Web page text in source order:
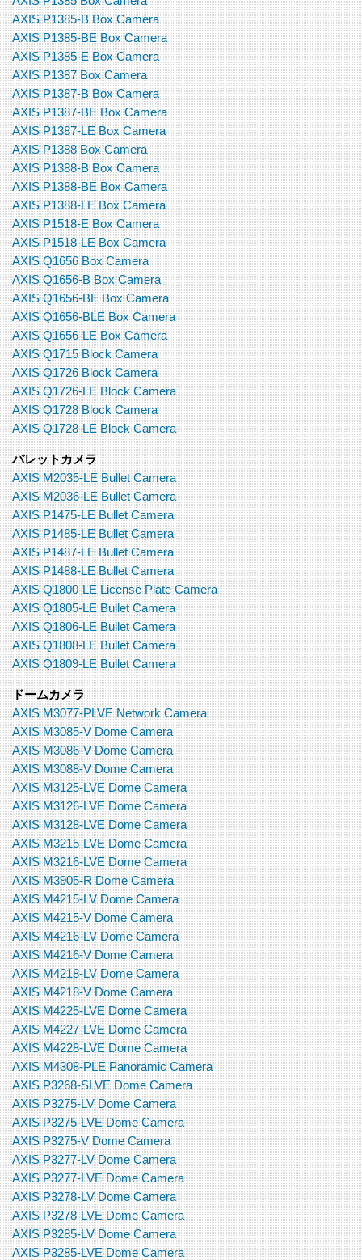
AXIS P1385-B Box Camera
AXIS P1385-BE Box Camera
AXIS P1385-E Box Camera
AXIS P1387 Box Camera
AXIS P1387-B Box Camera
AXIS P1387-BE Box Camera
AXIS P1387-LE Box Camera
AXIS P1388 Box Camera
AXIS P1388-B Box Camera
AXIS P1388-BE Box Camera
AXIS P1388-LE Box Camera
AXIS P1518-E Box Camera
AXIS P1518-LE Box Camera
AXIS Q1656 Box Camera
AXIS Q1656-B Box Camera
AXIS Q1656-BE Box Camera
AXIS Q1656-BLE Box Camera
AXIS Q1656-LE Box Camera
AXIS Q1715 Block Camera
AXIS Q1726 Block Camera
AXIS Q1726-LE Block Camera
AXIS Q1728 Block Camera
AXIS Q1728-LE Block Camera
バレットカメラ
AXIS M2035-LE Bullet Camera
AXIS M2036-LE Bullet Camera
AXIS P1475-LE Bullet Camera
AXIS P1485-LE Bullet Camera
AXIS P1487-LE Bullet Camera
AXIS P1488-LE Bullet Camera
AXIS Q1800-LE License Plate Camera
AXIS Q1805-LE Bullet Camera
AXIS Q1806-LE Bullet Camera
AXIS Q1808-LE Bullet Camera
AXIS Q1809-LE Bullet Camera
ドームカメラ
AXIS M3077-PLVE Network Camera
AXIS M3085-V Dome Camera
AXIS M3086-V Dome Camera
AXIS M3088-V Dome Camera
AXIS M3125-LVE Dome Camera
AXIS M3126-LVE Dome Camera
AXIS M3128-LVE Dome Camera
AXIS M3215-LVE Dome Camera
AXIS M3216-LVE Dome Camera
AXIS M3905-R Dome Camera
AXIS M4215-LV Dome Camera
AXIS M4215-V Dome Camera
AXIS M4216-LV Dome Camera
AXIS M4216-V Dome Camera
AXIS M4218-LV Dome Camera
AXIS M4218-V Dome Camera
AXIS M4225-LVE Dome Camera
AXIS M4227-LVE Dome Camera
AXIS M4228-LVE Dome Camera
AXIS M4308-PLE Panoramic Camera
AXIS P3268-SLVE Dome Camera
AXIS P3275-LV Dome Camera
AXIS P3275-LVE Dome Camera
AXIS P3275-V Dome Camera
AXIS P3277-LV Dome Camera
AXIS P3277-LVE Dome Camera
AXIS P3278-LV Dome Camera
AXIS P3278-LVE Dome Camera
AXIS P3285-LV Dome Camera
AXIS P3285-LVE Dome Camera